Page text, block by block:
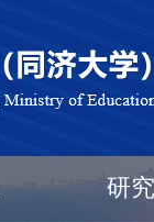
研